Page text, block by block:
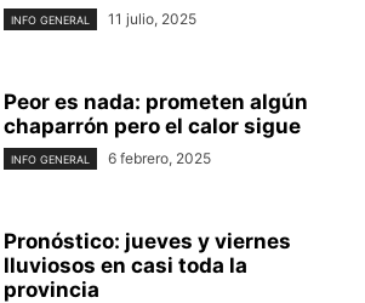
INFO GENERAL 11 julio, 2025
Peor es nada: prometen algún
chaparrón pero el calor sigue
INFO GENERAL 6 febrero, 2025
Pronóstico: jueves y viernes
lluviosos en casi toda la
provincia